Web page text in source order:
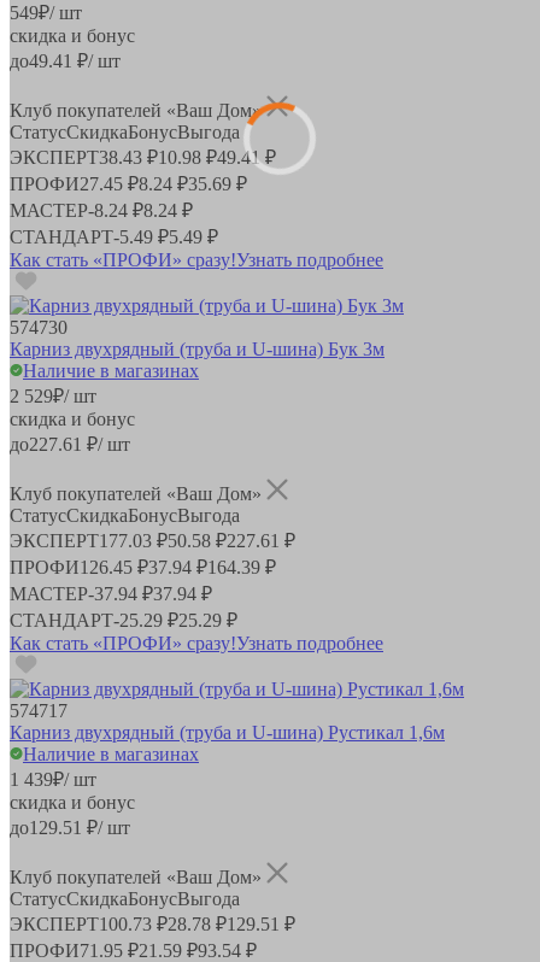
549₽/ шт
скидка и бонус
до49.41 ₽/ шт
Клуб покупателей «Ваш Дом»
СтатусСкидкаБонусВыгода
ЭКСПЕРТ38.43 ₽10.98 ₽49.41 ₽
ПРОФИ27.45 ₽8.24 ₽35.69 ₽
МАСТЕР-8.24 ₽8.24 ₽
СТАНДАРТ-5.49 ₽5.49 ₽
Как стать «ПРОФИ» сразу!Узнать подробнее
574730
Карниз двухрядный (труба и U-шина) Бук 3м
Наличие в магазинах
2 529₽/ шт
скидка и бонус
до227.61 ₽/ шт
Клуб покупателей «Ваш Дом»
СтатусСкидкаБонусВыгода
ЭКСПЕРТ177.03 ₽50.58 ₽227.61 ₽
ПРОФИ126.45 ₽37.94 ₽164.39 ₽
МАСТЕР-37.94 ₽37.94 ₽
СТАНДАРТ-25.29 ₽25.29 ₽
Как стать «ПРОФИ» сразу!Узнать подробнее
574717
Карниз двухрядный (труба и U-шина) Рустикал 1,6м
Наличие в магазинах
1 439₽/ шт
скидка и бонус
до129.51 ₽/ шт
Клуб покупателей «Ваш Дом»
СтатусСкидкаБонусВыгода
ЭКСПЕРТ100.73 ₽28.78 ₽129.51 ₽
ПРОФИ71.95 ₽21.59 ₽93.54 ₽